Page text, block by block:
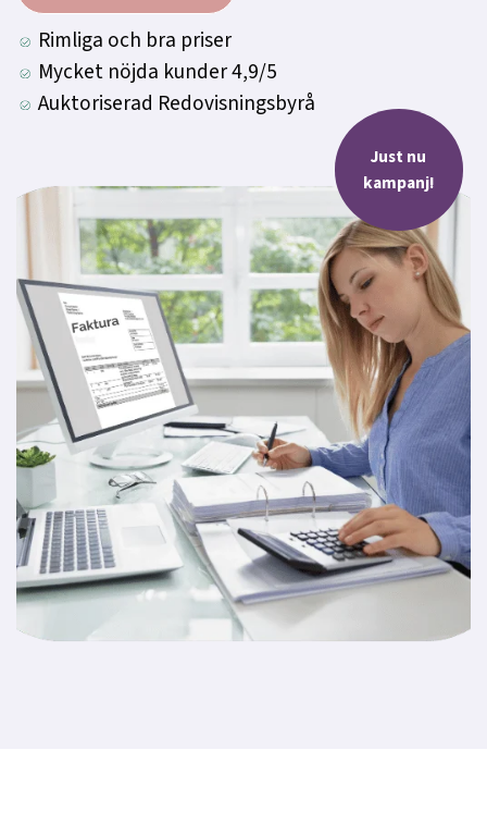
Rimliga och bra priser
Mycket nöjda kunder 4,9/5
Auktoriserad Redovisningsbyrå
Just nu
kampanj!